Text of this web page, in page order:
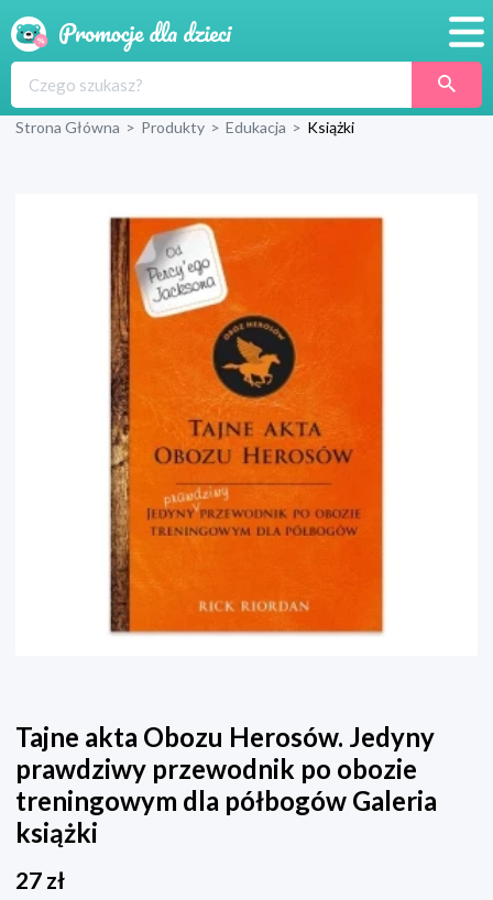
Produkty
Blog
Wyprawka
Strona Główna > Produkty > Edukacja > Książki
Tajne akta Obozu Herosów. Jedyny
prawdziwy przewodnik po obozie
treningowym dla półbogów Galeria
książki
27 zł